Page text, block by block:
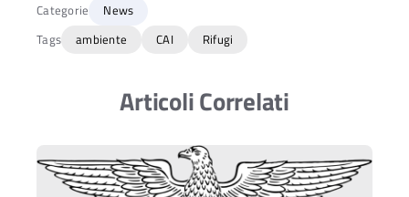
Categorie
News
Tags
ambiente CAI Rifugi
Articoli Correlati